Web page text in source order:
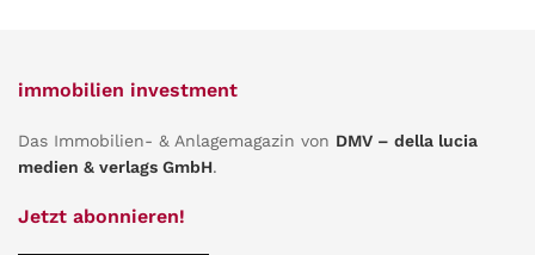
immobilien investment
Das Immobilien- & Anlagemagazin von DMV – della lucia
medien & verlags GmbH.
Jetzt abonnieren!